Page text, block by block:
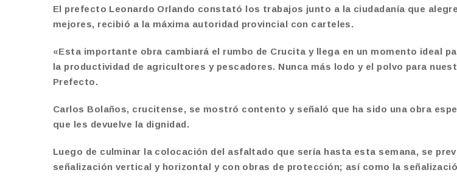
El prefecto Leonardo Orlando constató los trabajos junto a la ciudadanía que
mejores, recibió a la máxima autoridad provincial con carteles.
«Esta importante obra cambiará el rumbo de Crucita y llega en un momento ideal
la productividad de agricultores y pescadores. Nunca más lodo y el polvo para
Prefecto.
Carlos Bolaños, crucitense, se mostró contento y señaló que ha sido una obra
que les devuelve la dignidad.
Luego de culminar la colocación del asfaltado que sería hasta esta semana, se
señalización vertical y horizontal y con obras de protección; así como la